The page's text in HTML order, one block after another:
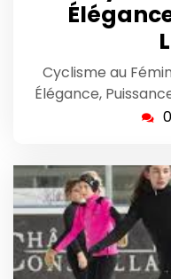
Cyclisme au
Élégance,